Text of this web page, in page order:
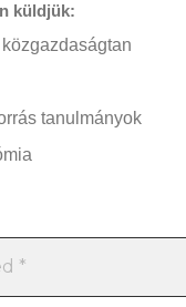
küldjük:
tanulmányok